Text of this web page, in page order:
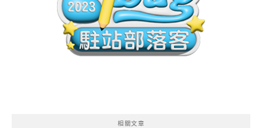
相關文章